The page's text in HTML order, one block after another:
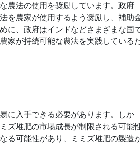
農法の使用を奨励しています。政府
を農家が使用するよう奨励し、補助
に、政府はインドなどさまざまな国
家が持続可能な農法を実践している
に入手できる必要があります。しか
ズ堆肥の市場成長が制限される可能
る可能性があり、ミミズ堆肥の製造